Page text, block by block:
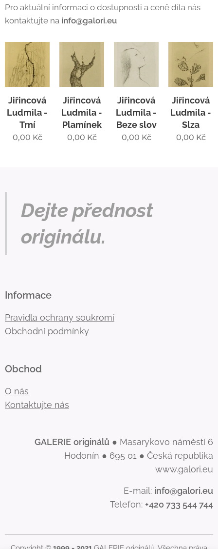
Pro aktuální informaci o dostupnosti a ceně díla nás
kontaktujte na info@galori.eu
Jiřincová
Ludmila -
Trní
0,00 Kč
Jiřincová
Ludmila -
Plamínek
0,00 Kč
Jiřincová
Ludmila -
Beze slov
0,00 Kč
Jiřincová
Ludmila -
Slza
0,00 Kč
Dejte přednost
originálu.
Informace
Pravidla ochrany soukromí
Obchodní podmínky
Obchod
O nás
Kontaktujte nás
GALERIE originálů ● Masarykovo náměstí 6
Hodonín ● 695 01 ● Česká republika
www.galori.eu
E-mail: info@galori.eu
Telefon: +420 733 544 744